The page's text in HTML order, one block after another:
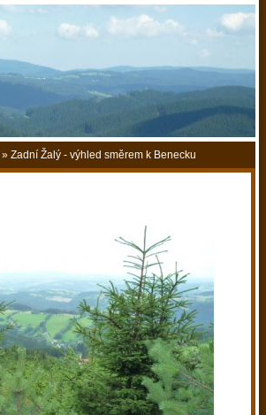
» Zadní Žalý - výhled směrem k Benecku